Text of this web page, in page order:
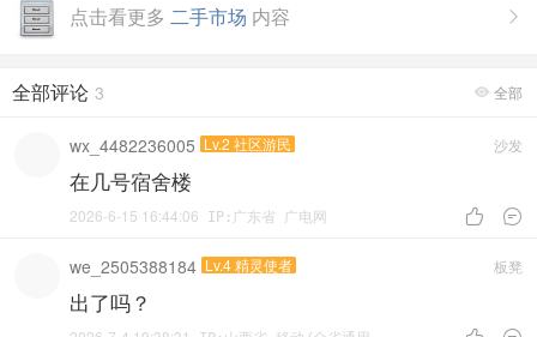

点击看更多 二手市场 内容
 全部
全部评论 3
沙发
wx_4482236005 Lv.2 社区游民
在几号宿舍楼
 
2026-6-15 16:44:06 IP:广东省 广电网
板凳
we_2505388184 Lv.4 精灵使者
出了吗？